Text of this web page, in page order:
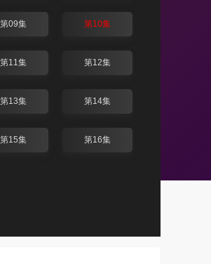
第09集 第10集
第11集 第12集
第13集 第14集
第15集 第16集